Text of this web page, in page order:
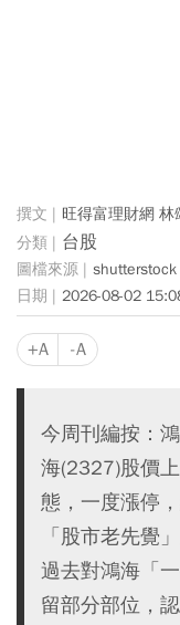
旺得富理財網 林
台股
shutterstock
2026-08-02
+A -A
今周刊編按：
海(2327)股價
態，一度漲停
「股市老先覺
過去對鴻海「
留部分部位，